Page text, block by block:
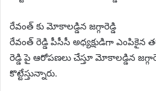
రేవంత్ కు మోకాలడ్డిన జగ్గారెడ్డి
రేవంత్ రెడ్డి పీసీసీ అధ్యక్షుడిగా ఎంపికైన
రెడ్డి పై ఆరోపణలు చేస్తూ మోకాలడ్డిన
కొట్టేస్తున్నారు.